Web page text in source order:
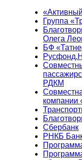
Группа
Олега
БФ
РДКМ
компании
Сбербанк
РНКБ